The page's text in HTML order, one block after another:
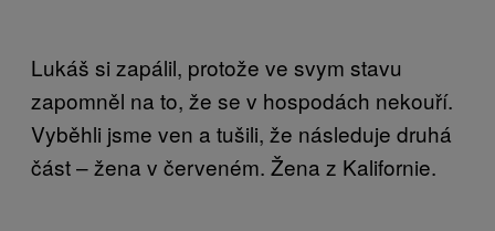
Lukáš si zapálil, protože ve svym stavu
zapomněl na to, že se v hospodách nekouří.
Vyběhli jsme ven a tušili, že následuje druhá
část – žena v červeném. Žena z Kalifornie.